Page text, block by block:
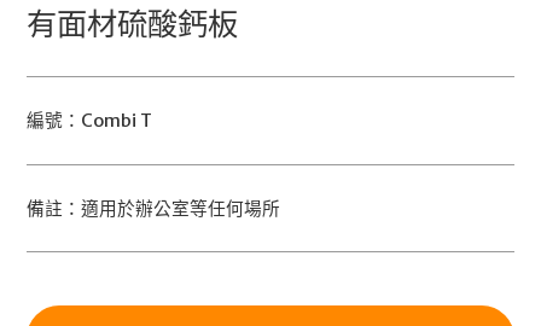
有面材硫酸鈣板
編號：Combi T
備註：適用於辦公室等任何場所